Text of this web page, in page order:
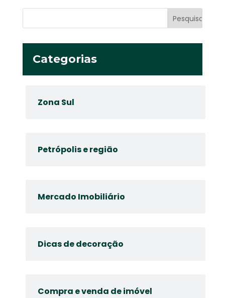
Categorias
Zona Sul
Petrópolis e região
Mercado Imobiliário
Dicas de decoração
Compra e venda de imóvel